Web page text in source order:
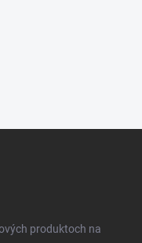
produktoch na